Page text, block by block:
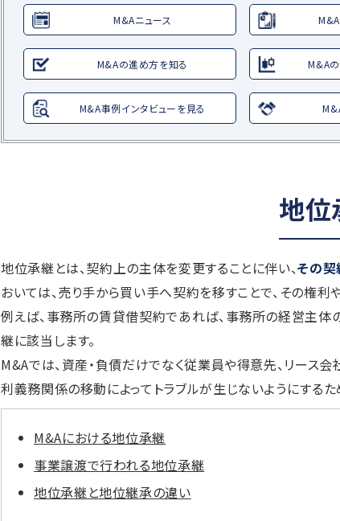
M&Aニュース
M&Aの進め方を知る M&A
M&A事例インタビューを見る
地位
地位承継とは、契約上の主体を変更することに伴い、その
おいては、売り手から買い手へ契約を移すことで、その権
例えば、事務所の賃貸借契約であれば、事務所の経営主
継に該当します。
M&Aでは、資産・負債だけでなく従業員や得意先、リース
利義務関係の移動によってトラブルが生じないようにする
M&Aにおける地位承継
事業譲渡で行われる地位承継
地位承継と地位継承の違い